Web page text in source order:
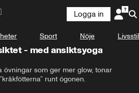
Logga in
Sport Nöje Livsstil
- med ansiktsyoga
övningar som ger mer glow, tonar
runt ögonen.